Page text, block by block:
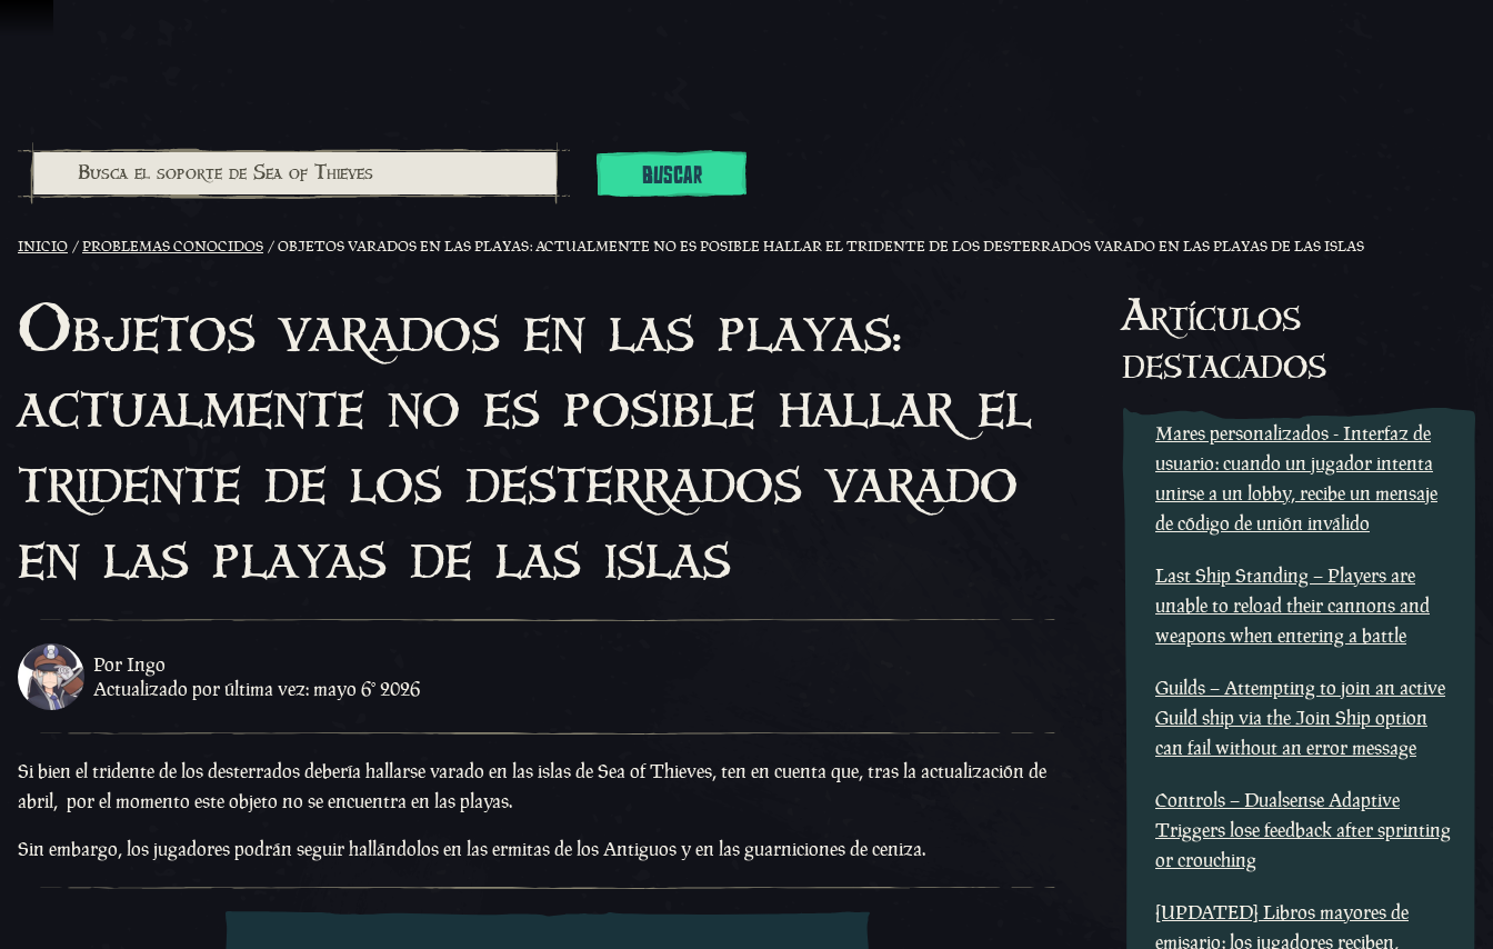
BUSCAR
INICIO PROBLEMAS CONOCIDOS OBJETOS VARADOS EN LAS PLAYAS: ACTUALMENTE NO ES POSIBLE HALLAR EL TRIDENTE DE LOS DESTERRADOS VARADO EN LAS PLAYAS DE LAS ISLAS
Objetos varados en las playas:
actualmente no es posible hallar el
tridente de los desterrados varado
en las playas de las islas
Por Ingo
Actualizado por última vez: mayo 6º 2026
Si bien el tridente de los desterrados debería hallarse varado en las islas de Sea of Thieves, ten en cuenta que, tras la actualización de
abril, por el momento este objeto no se encuentra en las playas.
Sin embargo, los jugadores podrán seguir hallándolos en las ermitas de los Antiguos y en las guarniciones de ceniza.
Artículos
destacados
Mares personalizados - Interfaz de
usuario: cuando un jugador intenta
unirse a un lobby, recibe un mensaje
de código de unión inválido
Last Ship Standing – Players are
unable to reload their cannons and
weapons when entering a battle
Guilds – Attempting to join an active
Guild ship via the Join Ship option
can fail without an error message
Controls – Dualsense Adaptive
Triggers lose feedback after sprinting
or crouching
[UPDATED] Libros mayores de
emisario: los jugadores reciben,